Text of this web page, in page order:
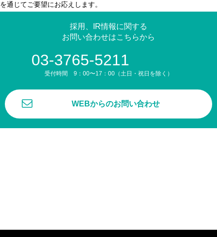
を通じてご要望にお応えします。
採用、IR情報に関する
お問い合わせはこちらから
03-3765-5211
受付時間 9：00〜17：00（土日・祝日を除く）
WEBからのお問い合わせ